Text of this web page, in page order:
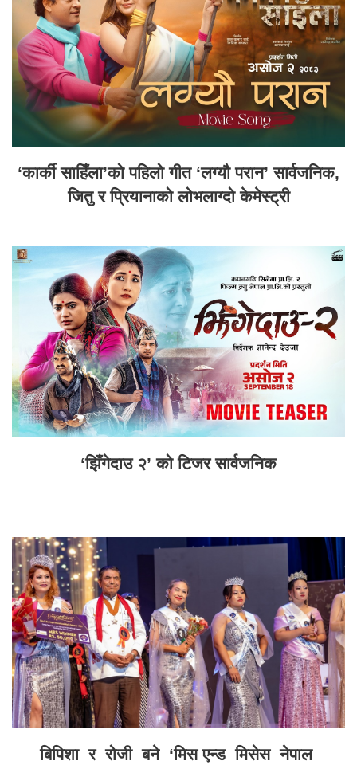
‘कार्की साहिँला’को पहिलो गीत ‘लग्यौ परान’ सार्वजनिक,
जितु र प्रियानाको लोभलाग्दो केमेस्ट्री
‘झिँगेदाउ २’ को टिजर सार्वजनिक
बिपिशा र रोजी बने ‘मिस एन्ड मिसेस नेपाल